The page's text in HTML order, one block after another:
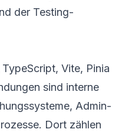
der Testing-
Vite, Pinia
sind interne
Admin-
Dort zählen